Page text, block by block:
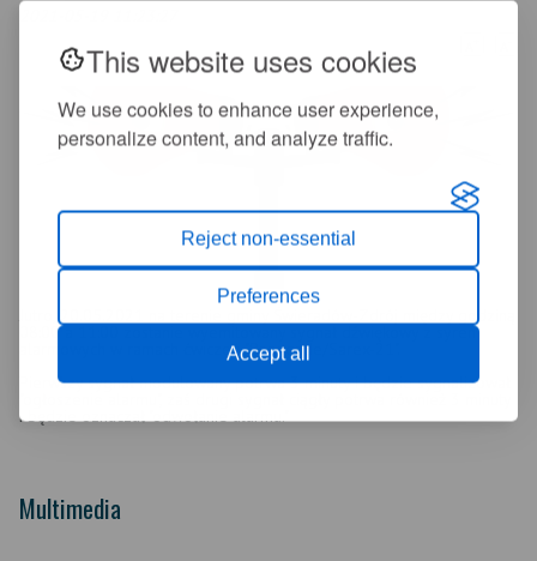
This website uses cookies
We use cookies to enhance user experience,
personalize content, and analyze traffic.
Reject non-essential
Preferences
Accept all
Jutro, 20.05.2021 na terenie gminy Świeradów-Zdrój między godziną
08:00 a 11:00 zostanie wyemitowany sygnał dźwiękowy z syren
alarmowych w ramach ćwiczeń "Renegade/Sarex-21".
Pierwszy sygnał modulowany potrwa 3 minuty i będzie sygnalizował
i będzie oznaczał "odwołanie alarmu."
Multimedia